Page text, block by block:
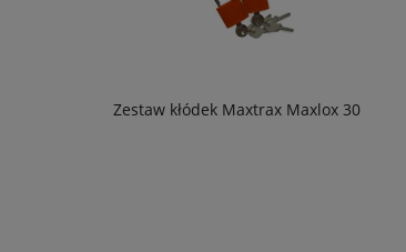
Zestaw kłódek Maxtrax Maxlox 30